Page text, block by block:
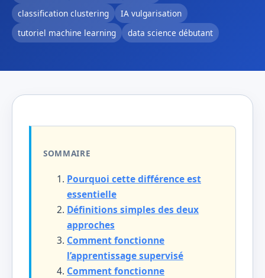
classification clustering
IA vulgarisation
tutoriel machine learning
data science débutant
SOMMAIRE
Pourquoi cette différence est
essentielle
Définitions simples des deux
approches
Comment fonctionne
l’apprentissage supervisé
Comment fonctionne